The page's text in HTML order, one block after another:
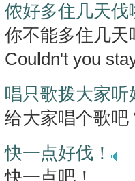
侬好多住几天伐
你不能多住几天
Couldn't you
唱只歌拨大家听
给大家唱个歌吧
快一点好伐！
快一点吧！